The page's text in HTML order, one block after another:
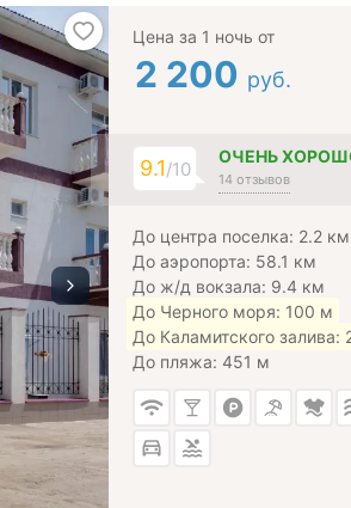
Цена за 1 ночь от
2 200 руб.
9.1/10
ОЧЕНЬ
14 отзывов
До центра поселка: 2.2 км
До аэропорта: 58.1 км
До ж/д вокзала: 9.4 км
До Черного моря: 100 м
До Каламитского залива:
До пляжа: 451 м